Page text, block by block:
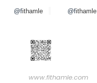
@fithamle @fithamle
www.fithamle.com